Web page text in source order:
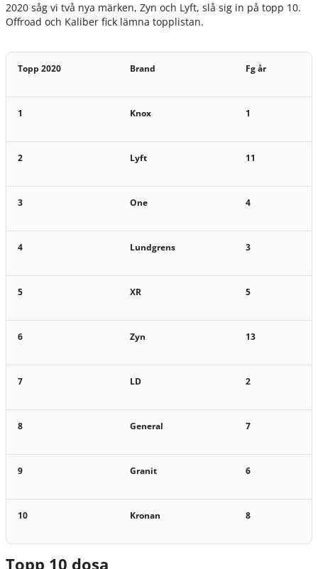
2020 såg vi två nya märken, Zyn och Lyft, slå sig in på topp 10.
Offroad och Kaliber fick lämna topplistan.
Topp 2020 Brand Fg år
1 Knox 1
2 Lyft 11
3 One 4
4 Lundgrens 3
5 XR 5
6 Zyn 13
7 LD 2
8 General 7
9 Granit 6
10 Kronan 8
Topp 10 dosa